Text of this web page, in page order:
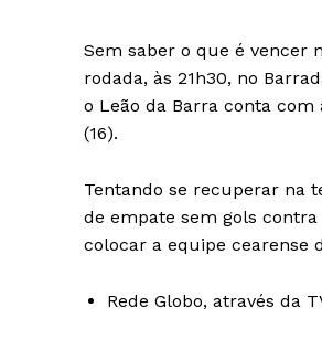
Sem saber o que é vencer
rodada, às 21h30, no
o Leão da Barra conta
(16).
Tentando se recuperar na
de empate sem gols
colocar a equipe cearense
Rede Globo, através da